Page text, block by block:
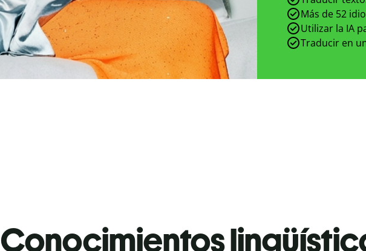
Más de 52
Utilizar la IA
Traducir en
Conocimientos